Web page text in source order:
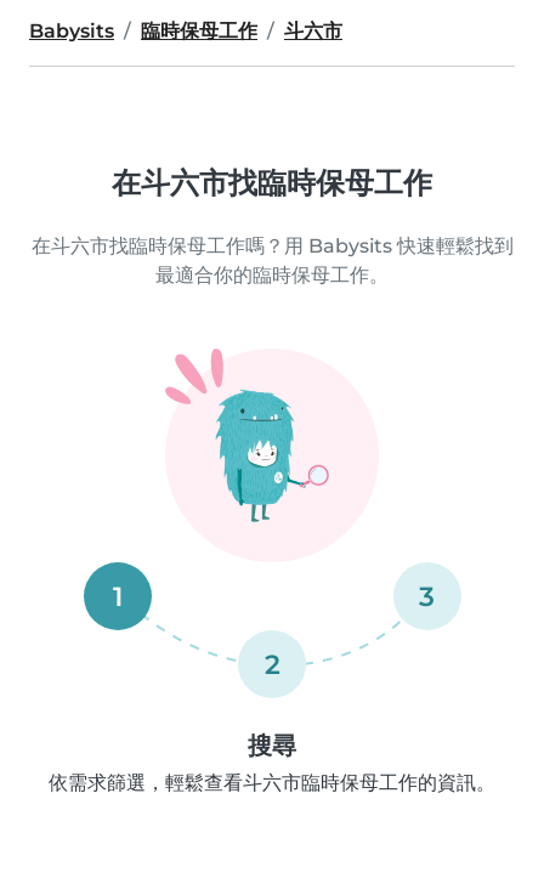
Babysits 臨時保母工作 斗六市
在斗六市找臨時保母工作
在斗六市找臨時保母工作嗎？用 Babysits 快速輕鬆找到
最適合你的臨時保母工作。
1
2
3
搜尋
依需求篩選，輕鬆查看斗六市臨時保母工作的資訊。